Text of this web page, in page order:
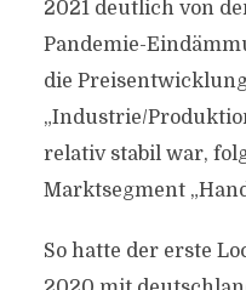
2021 deutlich von
Pandemie-
die
„Industrie/
relativ stabil war,
Marktsegment
So hatte der erste